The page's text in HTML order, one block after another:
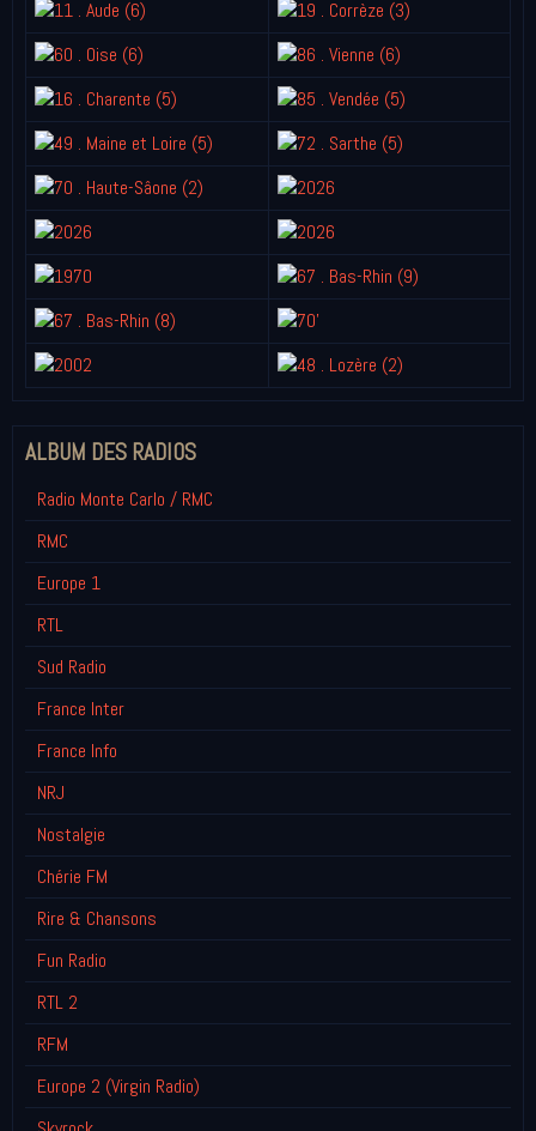
ALBUM DES RADIOS
Radio Monte Carlo / RMC
RMC
Europe 1
RTL
Sud Radio
France Inter
France Info
NRJ
Nostalgie
Chérie FM
Rire & Chansons
Fun Radio
RTL 2
RFM
Europe 2 (Virgin Radio)